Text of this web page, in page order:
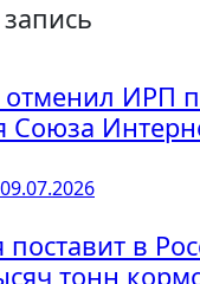
ИРП
Союза
09.07.2026
поставит в
тонн